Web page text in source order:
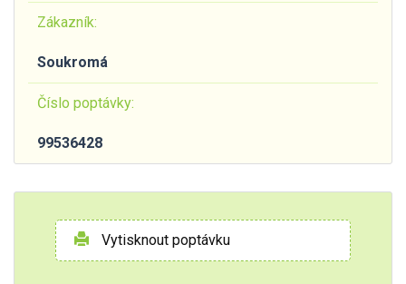
Zákazník:
Soukromá
Číslo poptávky:
99536428
Vytisknout poptávku